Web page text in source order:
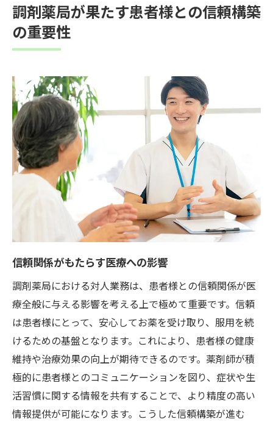
調剤薬局が果たす患者様との信頼構築
の重要性
信頼関係がもたらす医療への影響
調剤薬局における対人業務は、患者様との信頼関係が医
療全般に与える影響を考える上で極めて重要です。信頼
は患者様にとって、安心してお薬を受け取り、服用を続
けるための基盤となります。これにより、患者様の健康
維持や治療効果の向上が期待できるのです。薬剤師が積
極的に患者様とのコミュニケーションを図り、症状や生
活習慣に関する情報を共有することで、より精度の高い
情報提供が可能になります。こうした信頼構築が進む